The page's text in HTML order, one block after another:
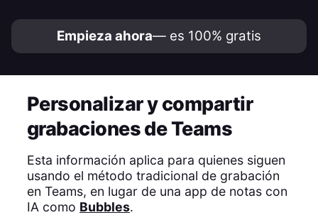
Empieza ahora— es 100% gratis
Personalizar y compartir
grabaciones de Teams
Esta información aplica para quienes siguen
usando el método tradicional de grabación
en Teams, en lugar de una app de notas con
IA como Bubbles.